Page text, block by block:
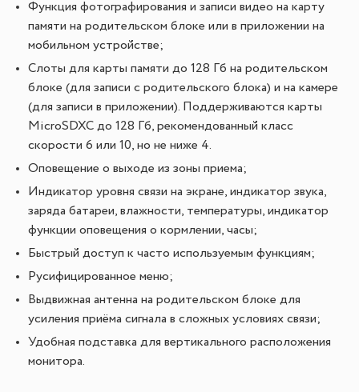
Функция фотографирования и записи видео на карту
памяти на родительском блоке или в приложении на
мобильном устройстве;
Слоты для карты памяти до 128 Гб на родительском
блоке (для записи с родительского блока) и на камере
(для записи в приложении). Поддерживаются карты
MicroSDXC до 128 Гб, рекомендованный класс
скорости 6 или 10, но не ниже 4.
Оповещение о выходе из зоны приема;
Индикатор уровня связи на экране, индикатор звука,
заряда батареи, влажности, температуры, индикатор
функции оповещения о кормлении, часы;
Быстрый доступ к часто используемым функциям;
Русифицированное меню;
Выдвижная антенна на родительском блоке для
усиления приёма сигнала в сложных условиях связи;
Удобная подставка для вертикального расположения
монитора.